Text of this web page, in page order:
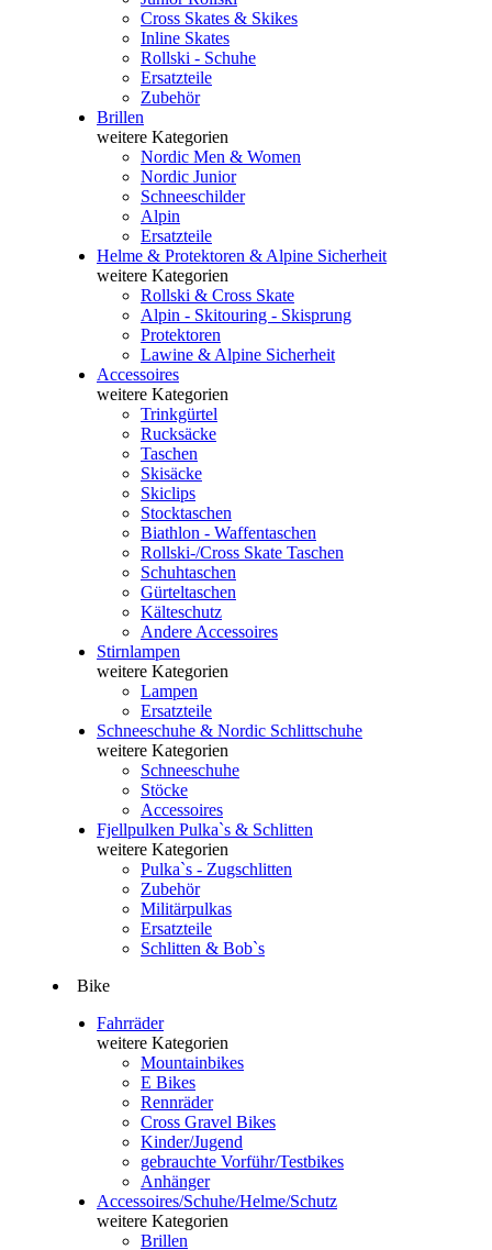
Cross Skates & Skikes
Inline Skates
Rollski - Schuhe
Ersatzteile
Zubehör
Brillen
weitere Kategorien
Nordic Men & Women
Nordic Junior
Schneeschilder
Alpin
Ersatzteile
Helme & Protektoren & Alpine Sicherheit
weitere Kategorien
Rollski & Cross Skate
Alpin - Skitouring - Skisprung
Protektoren
Lawine & Alpine Sicherheit
Accessoires
weitere Kategorien
Trinkgürtel
Rucksäcke
Taschen
Skisäcke
Skiclips
Stocktaschen
Biathlon - Waffentaschen
Rollski-/Cross Skate Taschen
Schuhtaschen
Gürteltaschen
Kälteschutz
Andere Accessoires
Stirnlampen
weitere Kategorien
Lampen
Ersatzteile
Schneeschuhe & Nordic Schlittschuhe
weitere Kategorien
Schneeschuhe
Stöcke
Accessoires
Fjellpulken Pulka`s & Schlitten
weitere Kategorien
Pulka`s - Zugschlitten
Zubehör
Militärpulkas
Ersatzteile
Schlitten & Bob`s
Bike
Fahrräder
weitere Kategorien
Mountainbikes
E Bikes
Rennräder
Cross Gravel Bikes
Kinder/Jugend
gebrauchte Vorführ/Testbikes
Anhänger
Accessoires/Schuhe/Helme/Schutz
weitere Kategorien
Brillen